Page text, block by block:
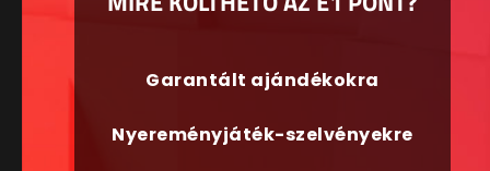
Garantált ajándékokra
Nyereményjáték-szelvényekre